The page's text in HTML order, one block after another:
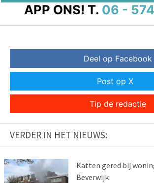
APP ONS! T. 06 -
Deel op Facebook
Post op X
Tip de redactie
VERDER IN HET NIEUWS:
Katten gered bij
Beverwijk